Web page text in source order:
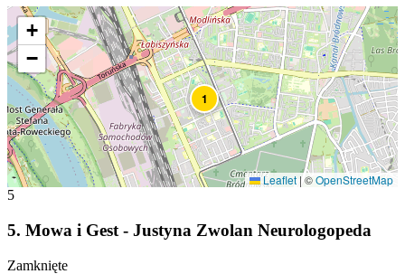
1
+
−
Leaflet | ©OpenStreetMap
5
5. Mowa i Gest - Justyna Zwolan Neurologopeda
Zamknięte